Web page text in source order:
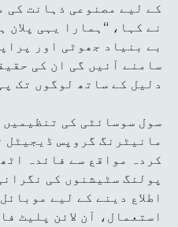
کے لیے مصنوعی ذہانت کی
نے کہا، “ہمارا یہی
بے بنیاد جھوٹی اور
سامنے آئیں گی ان کی
دلیل کے ساتھ لوگوں تک
سول سوسائٹی کی
مانیٹرنگ گروپس ڈیجیٹل
کردہ مواقع سے فائدہ
پولنگ سٹیشنوں کی
اطلاع دینے کے لیے
استعمال، آن لائن پلیٹ